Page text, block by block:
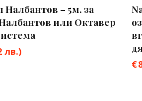
Налбантов – 5м. за
или Октавер
лв.)
€